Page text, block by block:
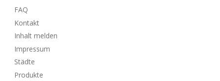
FAQ
Kontakt
Inhalt melden
Impressum
Städte
Produkte